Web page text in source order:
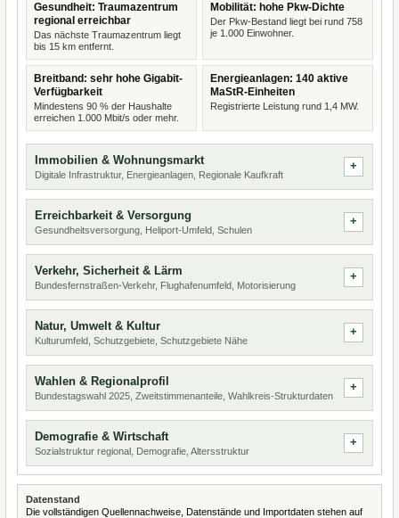
Gesundheit: Traumazentrum
regional erreichbar
Das nächste Traumazentrum liegt
bis 15 km entfernt.
Mobilität: hohe Pkw-Dichte
Der Pkw-Bestand liegt bei rund 758
je 1.000 Einwohner.
Breitband: sehr hohe Gigabit-
Verfügbarkeit
Mindestens 90 % der Haushalte
erreichen 1.000 Mbit/s oder mehr.
Energieanlagen: 140 aktive
MaStR-Einheiten
Registrierte Leistung rund 1,4 MW.
Immobilien & Wohnungsmarkt
Digitale Infrastruktur, Energieanlagen, Regionale Kaufkraft
Erreichbarkeit & Versorgung
Gesundheitsversorgung, Heliport-Umfeld, Schulen
Verkehr, Sicherheit & Lärm
Bundesfernstraßen-Verkehr, Flughafenumfeld, Motorisierung
Natur, Umwelt & Kultur
Kulturumfeld, Schutzgebiete, Schutzgebiete Nähe
Wahlen & Regionalprofil
Bundestagswahl 2025, Zweitstimmenanteile, Wahlkreis-Strukturdaten
Demografie & Wirtschaft
Sozialstruktur regional, Demografie, Altersstruktur
Datenstand
Die vollständigen Quellennachweise, Datenstände und Importdaten stehen auf